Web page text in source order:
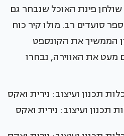
שולחן פינת האוכל שנבחר גם
סועדים רב. מולו קיר כוח
הממשיך את הקונספט
מעט את האווירה, נבחרו
תכנון ועיצוב: נירית ואקס